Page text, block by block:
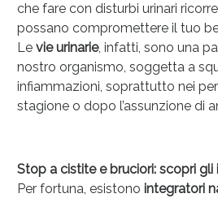
che fare con disturbi urinari
possano compromettere il tuo
Le vie urinarie, infatti, sono una
nostro organismo, soggetta a
infiammazioni, soprattutto nei
stagione o dopo l’assunzione di
Stop a cistite e bruciori: scopri
Per fortuna, esistono integratori
Salini e Multivitaminici: oggi
50%!